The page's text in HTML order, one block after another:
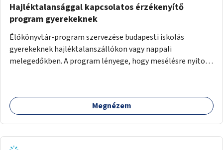
Hajléktalansággal kapcsolatos érzékenyítő
program gyerekeknek
Élőkönyvtár-program szervezése budapesti iskolás
gyerekeknek hajléktalanszállókon vagy nappali
melegedőkben. A program lényege, hogy mesélésre nyitott
szabadon választhatnak, hogy kihez szeretnének odamenni
beszélgetni, kérdéseket feltenni – ezáltal közvetlen
Megnézem